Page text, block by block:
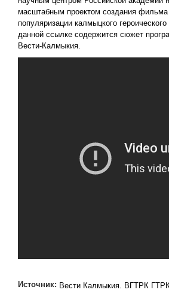
масштабным проектом создания
популяризации калмыцкого
данной ссылке содержится сюжет
Вести-Калмыкия.
Источник: Вести Калмыкия. ВГТРК